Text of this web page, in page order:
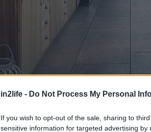
in2life - Do Not Process My Personal
If you wish to opt-out of the sale, sharing to
sensitive information for targeted advertising